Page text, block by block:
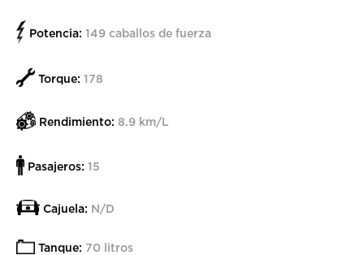
Potencia: 149 caballos de fuerza
Torque: 178
Rendimiento: 8.9 km/L
Pasajeros: 15
Cajuela: N/D
Tanque: 70 litros